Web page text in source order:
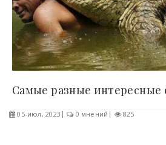
05-июл, 2023 0 мнений 825